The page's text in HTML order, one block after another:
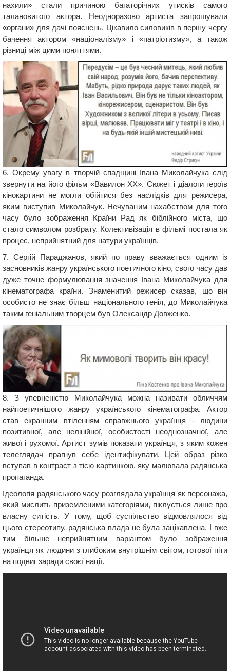
нахили» стали причиною багаторічних утисків самого
талановитого актора. Неодноразово артиста запрошували
«органи» для дачі пояснень. Цікавило силовиків в першу чергу
бачення актором «націоналізму» і «патріотизму», а також
різниці між цими поняттями.
6. Окрему увагу в творчій спадщині Івана Миколайчука слід
звернути на його фільм «Вавилон ХХ». Сюжет і діалоги героїв
кінокартини не могли обійтися без наслідків для режисера,
яким виступив Миколайчук. Нечуваним нахабством для того
часу було зображення Країни Рад як біблійного міста, що
стало символом розбрату. Колективізація в фільмі постала як
процес, неприйнятний для натури українців.
7. Сергій Параджанов, який по праву вважається одним із
засновників жанру українського поетичного кіно, свого часу дав
дуже точне формулювання значення Івана Миколайчука для
кінематографа країни. Знаменитий режисер сказав, що він
особисто не знає більш національного генія, до Миколайчука
таким геніальним творцем був Олександр Довженко.
8. З упевненістю Миколайчука можна називати обличчям
найпоетичнішого жанру українського кінематографа. Актор
став екранним втіленням справжнього українця - людини
позитивної, але нелінійної, особистості неоднозначної, але
живої і рухомої. Артист зумів показати українця, з яким кожен
телеглядач прагнув себе ідентифікувати. Цей образ різко
вступав в контраст з тією картинкою, яку малювала радянська
пропаганда.
Ідеологія радянського часу розглядала українця як персонажа,
який мислить приземленими категоріями, піклується лише про
власну ситість. У тому, щоб суспільство відмовлялося від
цього стереотипу, радянська влада не була зацікавлена. І вже
тим більше неприйнятним варіантом було зображення
українця як людини з глибоким внутрішнім світом, готової піти
на подвиг заради своєї нації.